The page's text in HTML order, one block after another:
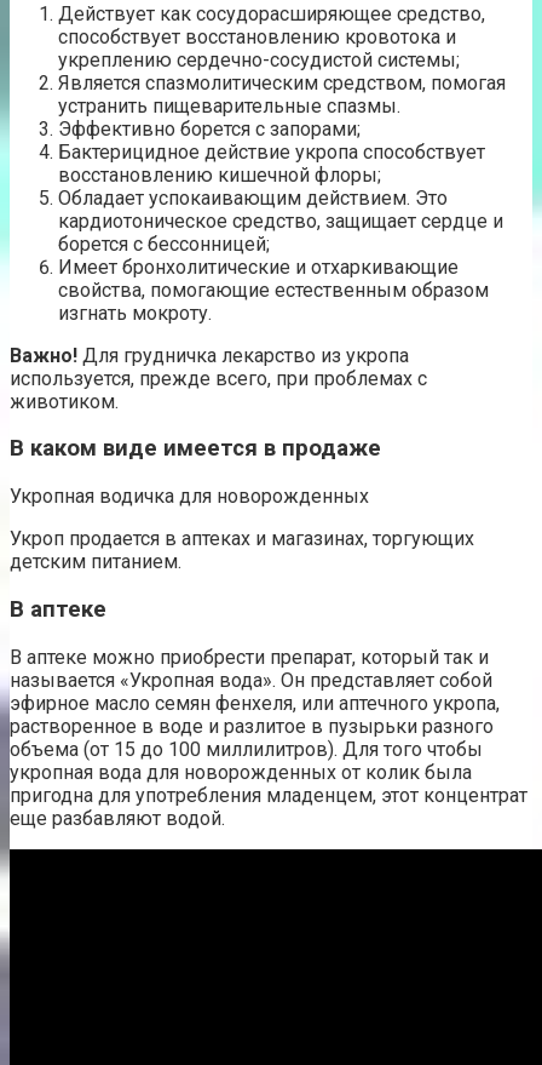
Действует как сосудорасширяющее средство,
способствует восстановлению кровотока и
укреплению сердечно-сосудистой системы;
Является спазмолитическим средством, помогая
устранить пищеварительные спазмы.
Эффективно борется с запорами;
Бактерицидное действие укропа способствует
восстановлению кишечной флоры;
Обладает успокаивающим действием. Это
кардиотоническое средство, защищает сердце и
борется с бессонницей;
Имеет бронхолитические и отхаркивающие
свойства, помогающие естественным образом
изгнать мокроту.
Важно! Для грудничка лекарство из укропа
используется, прежде всего, при проблемах с
животиком.
В каком виде имеется в продаже
Укропная водичка для новорожденных
Укроп продается в аптеках и магазинах, торгующих
детским питанием.
В аптеке
В аптеке можно приобрести препарат, который так и
называется «Укропная вода». Он представляет собой
эфирное масло семян фенхеля, или аптечного укропа,
растворенное в воде и разлитое в пузырьки разного
объема (от 15 до 100 миллилитров). Для того чтобы
укропная вода для новорожденных от колик была
пригодна для употребления младенцем, этот концентрат
еще разбавляют водой.